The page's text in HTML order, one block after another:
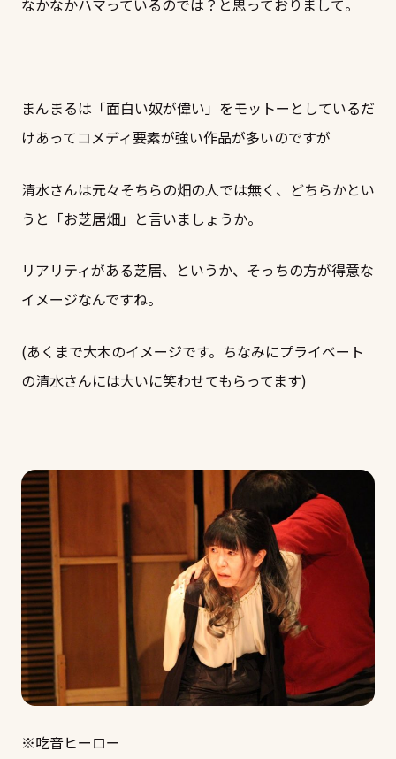
なかなかハマっているのでは？と思っておりまして。
まんまるは「面白い奴が偉い」をモットーとしているだ
けあってコメディ要素が強い作品が多いのですが
清水さんは元々そちらの畑の人では無く、どちらかとい
うと「お芝居畑」と言いましょうか。
リアリティがある芝居、というか、そっちの方が得意な
イメージなんですね。
(あくまで大木のイメージです。ちなみにプライベート
の清水さんには大いに笑わせてもらってます)
※吃音ヒーロー